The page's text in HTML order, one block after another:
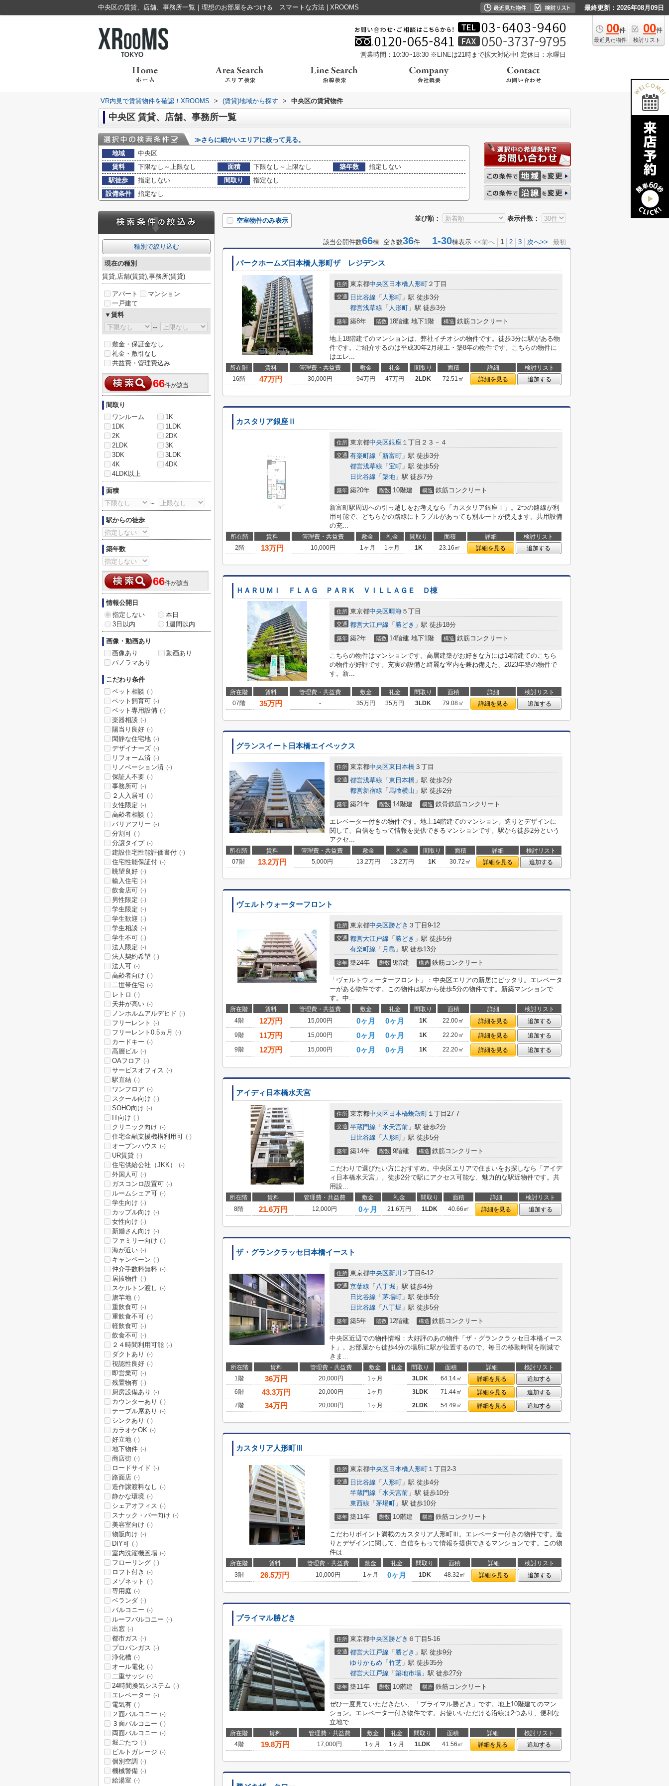
中央区の賃貸、店舗、事務所一覧｜理想のお部屋をみつける スマートな方法 | XROOMS 最終更新：2026年08月09日
00件
最近見た物件
00件
検討リスト
営業時間：10:30~18:30 ※LINEは21時まで拡大対応中! 定休日：水曜日
VR内見で賃貸物件を確認！XROOMS > (賃貸)地域から探す > 中央区の賃貸物件
中央区 賃貸、店舗、事務所一覧
≫さらに細かいエリアに絞って見る。
地域
中央区
賃料
下限なし～上限なし 面積 下限なし～上限なし 築年数
指定しない
駅徒歩
指定しない 間取り
指定なし
設備条件
指定なし
並び順： 表示件数：
空室物件のみ表示
該当公開件数66棟 空き数36件 1-30棟表示 <<前へ 1 2 3 次へ>> 最初
パークホームズ日本橋人形町ザ レジデンス
住所 東京都中央区 日本橋人形町 ２丁目
交通 日比谷線 「 人形町 」駅 徒歩3分
都営浅草線 「 人形町 」駅 徒歩3分
築年 築8年 階数 18階建 地下1階 構造 鉄筋コンクリート
地上18階建てのマンションは、弊社イチオシの物件です。徒歩3分に駅がある物
件です。ご紹介するのは平成30年2月竣工・築8年の物件です。こちらの物件に
はエレ...
所在階 賃料 管理費・共益費 敷金 礼金 間取り 面積 詳細
検討リスト
16階
47万円 30,000円 94万円 47万円 2LDK 72.51㎡ 詳細を見る 追加する
カスタリア銀座Ⅱ
住所 東京都中央区銀座 １丁目２３－４
交通 有楽町線 「 新富町 」駅 徒歩3分
都営浅草線 「 宝町 」駅 徒歩5分
日比谷線 「 築地 」駅 徒歩7分
築年 築20年 階数 10階建 構造 鉄筋コンクリート
新富町駅周辺への引っ越しをお考えなら「カスタリア銀座Ⅱ」。2つの路線が利
用可能で、どちらかの路線にトラブルがあっても別ルートが使えます。共用設備
の充...
所在階 賃料 管理費・共益費 敷金 礼金 間取り 面積 詳細
検討リスト
2階
13万円 10,000円 1ヶ月 1ヶ月 1K 23.16㎡ 詳細を見る 追加する
ＨＡＲＵＭＩ ＦＬＡＧ ＰＡＲＫ ＶＩＬＬＡＧＥ Ｄ棟
住所 東京都中央区晴海 ５丁目
交通 都営大江戸線 「 勝どき 」駅 徒歩18分
築年 築2年 階数 14階建 地下1階 構造 鉄筋コンクリート
こちらの物件はマンションです。高層建築がお好きな方には14階建てのこちら
の物件が好評です。充実の設備と綺麗な室内を兼ね備えた、2023年築の物件で
す。新...
所在階 賃料 管理費・共益費 敷金 礼金 間取り 面積 詳細
検討リスト
07階
35万円 - 35万円 35万円 3LDK 79.08㎡ 詳細を見る 追加する
グランスイート日本橋エイペックス
住所 東京都中央区東日本橋 ３丁目
交通 都営浅草線 「 東日本橋 」駅 徒歩2分
都営新宿線 「 馬喰横山 」駅 徒歩2分
築年 築21年 階数 14階建 構造 鉄骨鉄筋コンクリート
エレベーター付きの物件です。地上14階建てのマンション。造りとデザインに
関して、自信をもって情報を提供できるマンションです。駅から徒歩2分という
アクセ...
所在階 賃料 管理費・共益費 敷金 礼金 間取り 面積 詳細
検討リスト
07階
13.2万円 5,000円 13.2万円 13.2万円 1K 30.72㎡ 詳細を見る 追加する
ヴェルトウォーターフロント
住所 東京都中央区勝どき ３丁目9-12
交通 都営大江戸線 「 勝どき 」駅 徒歩5分
有楽町線 「 月島 」駅 徒歩13分
築年 築24年 階数 9階建 構造 鉄筋コンクリート
「ヴェルトウォーターフロント」：中央区エリアの新居にピッタリ。エレベータ
ーがある物件です。この物件は駅から徒歩5分の物件です。新築マンションで
す。中...
所在階 賃料 管理費・共益費 敷金 礼金 間取り 面積 詳細
検討リスト
4階
12万円 15,000円 0ヶ月 0ヶ月 1K 22.00㎡ 詳細を見る
追加する
9階
11万円 15,000円 0ヶ月 0ヶ月 1K 22.20㎡ 詳細を見る
追加する
9階
12万円 15,000円 0ヶ月 0ヶ月 1K 22.20㎡ 詳細を見る 追加する
アイディ日本橋水天宮
住所 東京都中央区 日本橋蛎殻町 １丁目27-7
交通 半蔵門線 「 水天宮前 」駅 徒歩2分
日比谷線 「 人形町 」駅 徒歩5分
築年 築14年 階数 9階建 構造 鉄筋コンクリート
こだわりで選びたい方におすすめ。中央区エリアで住まいをお探しなら「アイデ
ィ日本橋水天宮」。徒歩2分で駅にアクセス可能な、魅力的な駅近物件です。共
用設...
所在階 賃料 管理費・共益費 敷金 礼金 間取り 面積 詳細
検討リスト
8階
21.6万円 12,000円 0ヶ月 21.6万円 1LDK 40.66㎡ 詳細を見る 追加する
ザ・グランクラッセ日本橋イースト
住所 東京都中央区新川 ２丁目6-12
交通 京葉線 「 八丁堀 」駅 徒歩4分
日比谷線 「 茅場町 」駅 徒歩5分
日比谷線 「 八丁堀 」駅 徒歩5分
築年 築5年 階数 12階建 構造 鉄筋コンクリート
中央区近辺での物件情報：大好評のあの物件「ザ・グランクラッセ日本橋イース
ト」。お部屋から徒歩4分の場所に駅が位置するので、毎日の移動時間を削減で
きま...
所在階 賃料 管理費・共益費 敷金 礼金 間取り 面積 詳細
検討リスト
1階
36万円 20,000円 1ヶ月 3LDK 64.14㎡ 詳細を見る
追加する
6階
43.3万円 20,000円 1ヶ月 3LDK 71.44㎡ 詳細を見る
追加する
7階
34万円 20,000円 1ヶ月 2LDK 54.49㎡ 詳細を見る 追加する
カスタリア人形町Ⅲ
住所 東京都中央区 日本橋人形町 １丁目2-3
交通 日比谷線 「 人形町 」駅 徒歩4分
半蔵門線 「 水天宮前 」駅 徒歩10分
東西線 「 茅場町 」駅 徒歩10分
築年 築11年 階数 10階建 構造 鉄筋コンクリート
こだわりポイント満載のカスタリア人形町Ⅲ。エレベーター付きの物件です。造
りとデザインに関して、自信をもって情報を提供できるマンションです。この物
件は...
所在階 賃料 管理費・共益費 敷金 礼金 間取り 面積 詳細
検討リスト
3階
26.5万円 10,000円 1ヶ月 0ヶ月 1DK 48.32㎡ 詳細を見る 追加する
プライマル勝どき
住所 東京都中央区勝どき ６丁目5-16
交通 都営大江戸線 「 勝どき 」駅 徒歩9分
ゆりかもめ 「 竹芝 」駅 徒歩35分
都営大江戸線 「 築地市場 」駅 徒歩27分
築年 築11年 階数 10階建 構造 鉄筋コンクリート
ぜひ一度見ていただきたい、「プライマル勝どき」です。地上10階建てのマン
ション。エレベーター付き物件です。お使いいただける沿線は2つあり、便利な
立地で...
所在階 賃料 管理費・共益費 敷金 礼金 間取り 面積 詳細
検討リスト
4階
19.8万円 17,000円 1ヶ月 1ヶ月 1LDK 41.56㎡ 詳細を見る 追加する
種別で絞り込む
現在の種別
賃貸,店舗(賃貸),事務所(賃貸)
アパート
マンション
一戸建て
▼賃料
～
敷金・保証金なし
礼金・敷引なし
共益費・管理費込み
66件が該当
間取り
ワンルーム
1K
1DK
1LDK
2K
2DK
2LDK
3K
3DK
3LDK
4K
4DK
4LDK以上
面積
～
駅からの徒歩
築年数
66件が該当
情報公開日
指定しない
本日
3日以内
1週間以内
画像・動画あり
画像あり
動画あり
パノラマあり
こだわり条件
ペット相談 (-)
ペット飼育可 (-)
ペット専用設備 (-)
楽器相談 (-)
陽当り良好 (-)
閑静な住宅地 (-)
デザイナーズ (-)
リフォーム済 (-)
リノベーション済 (-)
保証人不要 (-)
事務所可 (-)
２人入居可 (-)
女性限定 (-)
高齢者相談 (-)
バリアフリー (-)
分割可 (-)
分譲タイプ (-)
建設住宅性能評価書付 (-)
住宅性能保証付 (-)
眺望良好 (-)
輸入住宅 (-)
飲食店可 (-)
男性限定 (-)
学生限定 (-)
学生歓迎 (-)
学生相談 (-)
学生不可 (-)
法人限定 (-)
法人契約希望 (-)
法人可 (-)
高齢者向け (-)
二世帯住宅 (-)
レトロ (-)
天井が高い (-)
ノンホルムアルデヒド (-)
フリーレント (-)
フリーレント0.5ヵ月 (-)
カードキー (-)
高層ビル (-)
OAフロア (-)
サービスオフィス (-)
駅直結 (-)
ワンフロア (-)
スクール向け (-)
SOHO向け (-)
IT向け (-)
クリニック向け (-)
住宅金融支援機構利用可 (-)
オープンハウス (-)
UR賃貸 (-)
住宅供給公社（JKK） (-)
外国人可 (-)
ガスコンロ設置可 (-)
ルームシェア可 (-)
学生向け (-)
カップル向け (-)
女性向け (-)
新婚さん向け (-)
ファミリー向け (-)
海が近い (-)
キャンペーン (-)
仲介手数料無料 (-)
居抜物件 (-)
スケルトン渡し (-)
旗竿地 (-)
重飲食可 (-)
重飲食不可 (-)
軽飲食可 (-)
飲食不可 (-)
２４時間利用可能 (-)
ダクトあり (-)
視認性良好 (-)
即営業可 (-)
残置物有 (-)
厨房設備あり (-)
カウンターあり (-)
テーブル席あり (-)
シンクあり (-)
カラオケOK (-)
好立地 (-)
地下物件 (-)
商店街 (-)
ロードサイド (-)
路面店 (-)
造作譲渡料なし (-)
静かな環境 (-)
シェアオフィス (-)
スナック・バー向け (-)
美容室向け (-)
物販向け (-)
DIY可 (-)
室内洗濯機置場 (-)
フローリング (-)
ロフト付き (-)
メゾネット (-)
専用庭 (-)
ベランダ (-)
バルコニー (-)
ルーフバルコニー (-)
出窓 (-)
都市ガス (-)
プロパンガス (-)
浄化槽 (-)
オール電化 (-)
二重サッシ (-)
24時間換気システム (-)
エレベーター (-)
電気有 (-)
２面バルコニー (-)
３面バルコニー (-)
両面バルコニー (-)
堀ごたつ (-)
ビルトガレージ (-)
個別空調 (-)
機械警備 (-)
給湯室 (-)